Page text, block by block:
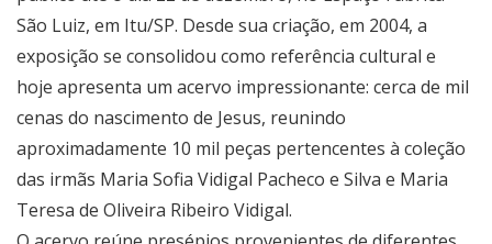
São Luiz, em Itu/SP. Desde sua criação, em 2004, a
exposição se consolidou como referência cultural e
hoje apresenta um acervo impressionante: cerca de mil
cenas do nascimento de Jesus, reunindo
aproximadamente 10 mil peças pertencentes à coleção
das irmãs Maria Sofia Vidigal Pacheco e Silva e Maria
Teresa de Oliveira Ribeiro Vidigal.